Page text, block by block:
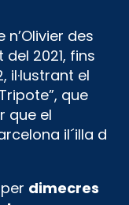
des
2021, fins
il·lustrant el
que
que el
il´illa d
dimecres